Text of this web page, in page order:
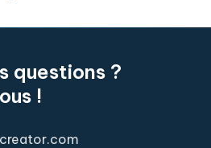
questions ?
!